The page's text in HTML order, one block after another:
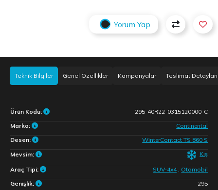
Yorum Yap
Teknik Bilgiler Genel Özellikler Kampanyalar Teslimat Detayları
Ürün Kodu:
295-40R22-0315120000-C
Marka:
Continental
Desen:
WinterContact TS 860 S
Mevsim: Kış
Araç Tipi: SUV-4x4
Otomobil
Genişlik:
295